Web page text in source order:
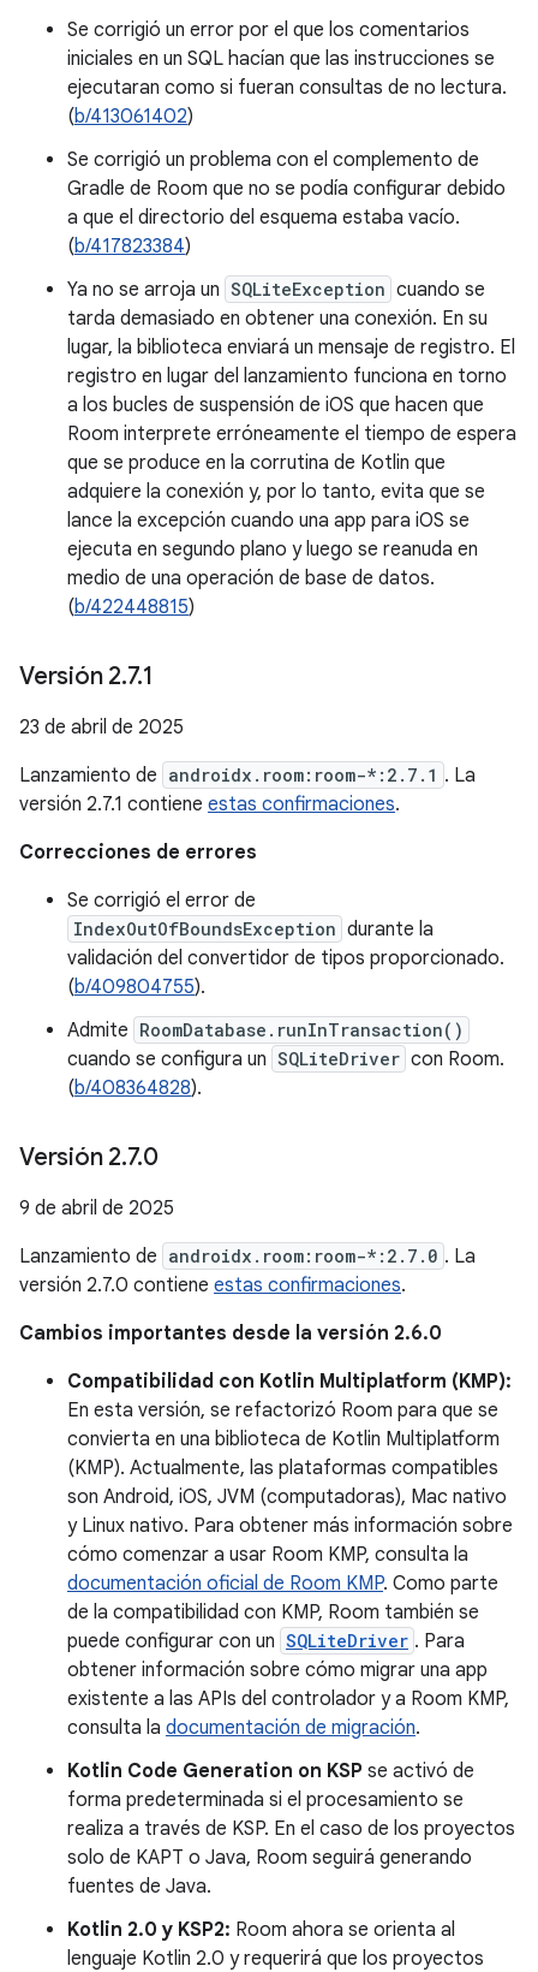
Se corrigió un error por el que los comentarios
iniciales en un SQL hacían que las instrucciones se
ejecutaran como si fueran consultas de no lectura.
(b/413061402)
Se corrigió un problema con el complemento de
Gradle de Room que no se podía configurar debido
a que el directorio del esquema estaba vacío.
(b/417823384)
Ya no se arroja un SQLiteException cuando se
tarda demasiado en obtener una conexión. En su
lugar, la biblioteca enviará un mensaje de registro. El
registro en lugar del lanzamiento funciona en torno
a los bucles de suspensión de iOS que hacen que
Room interprete erróneamente el tiempo de espera
que se produce en la corrutina de Kotlin que
adquiere la conexión y, por lo tanto, evita que se
lance la excepción cuando una app para iOS se
ejecuta en segundo plano y luego se reanuda en
medio de una operación de base de datos.
(b/422448815)
Versión 2.7.1
23 de abril de 2025
Lanzamiento de androidx.room:room-*:2.7.1 . La
versión 2.7.1 contiene estas confirmaciones.
Correcciones de errores
Se corrigió el error de
IndexOutOfBoundsException durante la
validación del convertidor de tipos proporcionado.
(b/409804755).
Admite RoomDatabase.runInTransaction()
cuando se configura un SQLiteDriver con Room.
(b/408364828).
Versión 2.7.0
9 de abril de 2025
Lanzamiento de androidx.room:room-*:2.7.0 . La
versión 2.7.0 contiene estas confirmaciones.
Cambios importantes desde la versión 2.6.0
Compatibilidad con Kotlin Multiplatform (KMP):
En esta versión, se refactorizó Room para que se
convierta en una biblioteca de Kotlin Multiplatform
(KMP). Actualmente, las plataformas compatibles
son Android, iOS, JVM (computadoras), Mac nativo
y Linux nativo. Para obtener más información sobre
cómo comenzar a usar Room KMP, consulta la
documentación oficial de Room KMP. Como parte
de la compatibilidad con KMP, Room también se
puede configurar con un SQLiteDriver . Para
obtener información sobre cómo migrar una app
existente a las APIs del controlador y a Room KMP,
consulta la documentación de migración.
Kotlin Code Generation on KSP se activó de
forma predeterminada si el procesamiento se
realiza a través de KSP. En el caso de los proyectos
solo de KAPT o Java, Room seguirá generando
fuentes de Java.
Kotlin 2.0 y KSP2: Room ahora se orienta al
lenguaje Kotlin 2.0 y requerirá que los proyectos